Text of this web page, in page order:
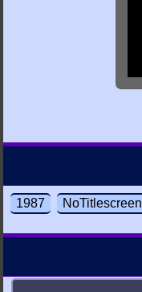
1987 NoTitlescreen